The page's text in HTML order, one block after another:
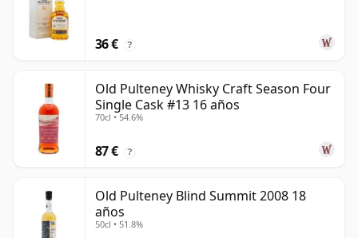
36 € ?
Old Pulteney Whisky Craft Season Four
Single Cask #13 16 años
70cl • 54.6%
87 € ?
Old Pulteney Blind Summit 2008 18
años
50cl • 51.8%